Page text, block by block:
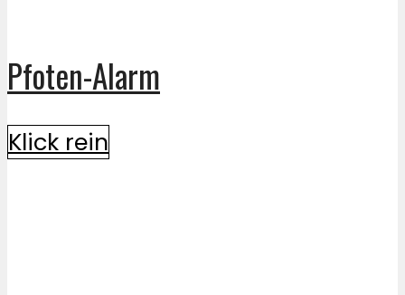
Pfoten-Alarm
Klick rein